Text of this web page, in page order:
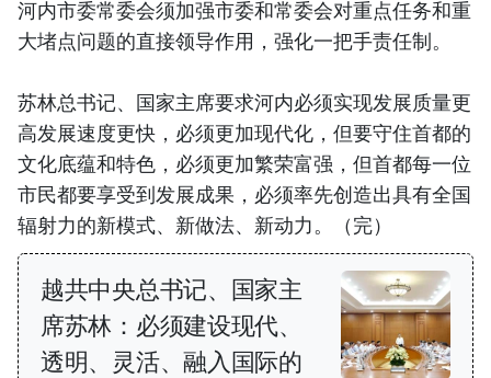
河内市委常委会须加强市委和常委会对重点任务和重
大堵点问题的直接领导作用，强化一把手责任制。
苏林总书记、国家主席要求河内必须实现发展质量更
高发展速度更快，必须更加现代化，但要守住首都的
文化底蕴和特色，必须更加繁荣富强，但首都每一位
市民都要享受到发展成果，必须率先创造出具有全国
辐射力的新模式、新做法、新动力。（完）
越共中央总书记、国家主
席苏林：必须建设现代、
透明、灵活、融入国际的